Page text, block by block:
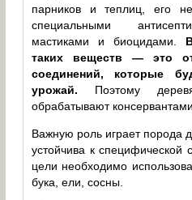
парников и теплиц, его
специальными
мастиками и биоцидами.
таких веществ — это
соединений, которые
урожай. Поэтому
обрабатывают
Важную роль играет порода
устойчива к специфической
цели необходимо
бука, ели, сосны.